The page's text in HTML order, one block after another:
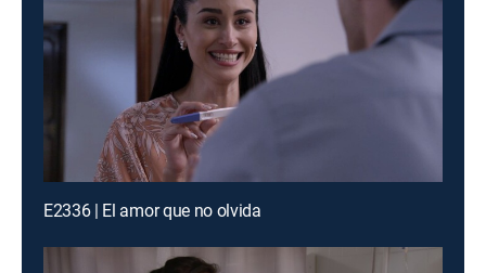
E2336 | El amor que no olvida